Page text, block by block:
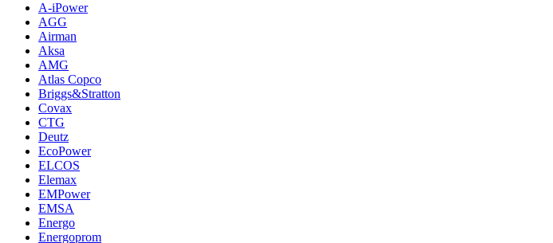
A-iPower
AGG
Airman
Aksa
AMG
Atlas Copco
Briggs&Stratton
Covax
CTG
Deutz
EcoPower
ELCOS
Elemax
EMPower
EMSA
Energo
Energoprom